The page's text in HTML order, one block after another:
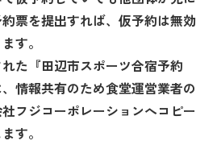
票を提出すれば、仮予約は無効
す。
た『田辺市スポーツ合宿予約
情報共有のため食堂運営業者の
フジコーポレーションへコピー
す。